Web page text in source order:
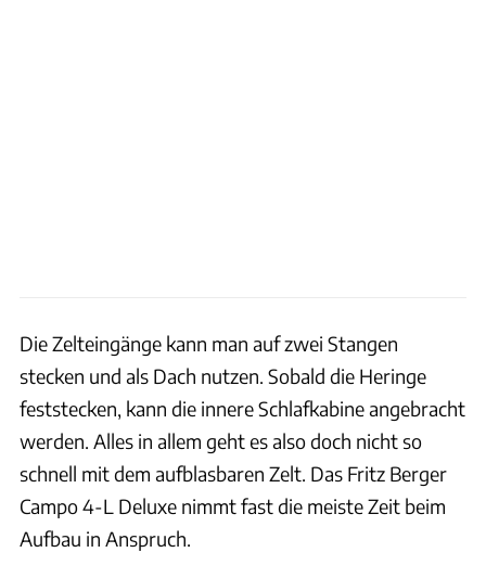
Die Zelteingänge kann man auf zwei Stangen
stecken und als Dach nutzen. Sobald die Heringe
feststecken, kann die innere Schlafkabine angebracht
werden. Alles in allem geht es also doch nicht so
schnell mit dem aufblasbaren Zelt. Das Fritz Berger
Campo 4-L Deluxe nimmt fast die meiste Zeit beim
Aufbau in Anspruch.